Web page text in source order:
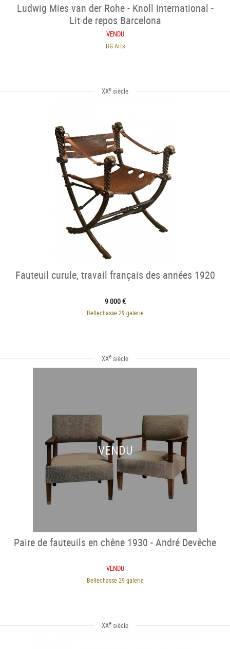
Ludwig Mies van der Rohe - Knoll International -
Lit de repos Barcelona
VENDU
BG Arts
XXe siècle
Fauteuil curule, travail français des années 1920
9 000 €
Bellechasse 29 galerie
XXe siècle
VENDU
Paire de fauteuils en chêne 1930 - André Devêche
VENDU
Bellechasse 29 galerie
XXe siècle